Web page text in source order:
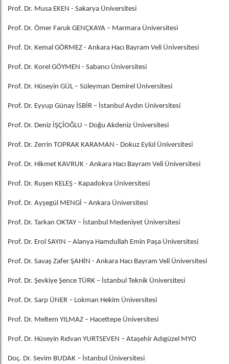
Prof. Dr. Musa EKEN - Sakarya Üniversitesi
Prof. Dr. Ömer Faruk GENÇKAYA – Marmara Üniversitesi
Prof. Dr. Kemal GÖRMEZ - Ankara Hacı Bayram Veli Üniversitesi
Prof. Dr. Korel GÖYMEN - Sabancı Üniversitesi
Prof. Dr. Hüseyin GÜL – Süleyman Demirel Üniversitesi
Prof. Dr. Eyyup Günay İSBİR – İstanbul Aydın Üniversitesi
Prof. Dr. Deniz İŞÇİOĞLU – Doğu Akdeniz Üniversitesi
Prof. Dr. Zerrin TOPRAK KARAMAN - Dokuz Eylül Üniversitesi
Prof. Dr. Hikmet KAVRUK - Ankara Hacı Bayram Veli Üniversitesi
Prof. Dr. Ruşen KELEŞ - Kapadokya Üniversitesi
Prof. Dr. Ayşegül MENGİ – Ankara Üniversitesi
Prof. Dr. Tarkan OKTAY – İstanbul Medeniyet Üniversitesi
Prof. Dr. Erol SAYIN – Alanya Hamdullah Emin Paşa Üniversitesi
Prof. Dr. Savaş Zafer ŞAHİN - Ankara Hacı Bayram Veli Üniversitesi
Prof. Dr. Şevkiye Şence TÜRK – İstanbul Teknik Üniversitesi
Prof. Dr. Sarp ÜNER – Lokman Hekim Üniversitesi
Prof. Dr. Meltem YILMAZ – Hacettepe Üniversitesi
Prof. Dr. Hüseyin Rıdvan YURTSEVEN – Ataşehir Adıgüzel MYO
Doç. Dr. Sevim BUDAK – İstanbul Üniversitesi